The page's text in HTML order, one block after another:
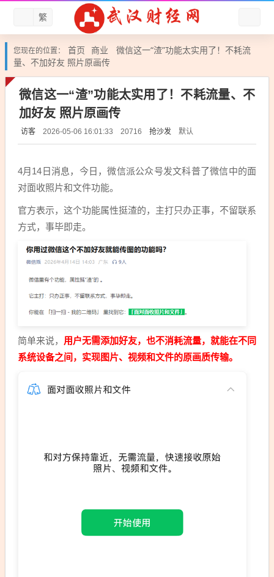
繁
您现在的位置： 首页 商业
微信这一“渣”功能太实用了！不耗流
量、不加好友 照片原画传
微信这一“渣”功能太实用了！不耗流量、不
加好友 照片原画传
访客 2026-05-06 16:01:33 20716 抢沙发 默认
4月14日消息，今日，微信派公众号发文科普了微信中的面
对面收照片和文件功能。
官方表示，这个功能属性挺渣的，主打只办正事，不留联系
方式，事毕即走。
简单来说， 用户无需添加好友，也不消耗流量，就能在不同
系统设备之间，实现图片、视频和文件的原画质传输。